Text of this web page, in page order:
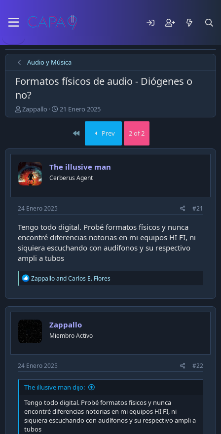
Audio y Música
Formatos físicos de audio - Diógenes o
no?
E
m
ó
e
l
t
e
m
a
Zappallo
F
e
d
p
u
l
c
a
c
i
ó
n
21 Enero 2025
First Prev 2 of 2
The illusive man
Cerberus Agent
24 Enero 2025 #21
Tengo todo digital. Probé formatos físicos y nunca
encontré diferencias notorias en mi equipos HI FI, ni
siquiera escuchando con audífonos y su respectivo
ampli a tubos
R
e
c
t
o
n
ZappalloandCarlos E. Flores
Zappallo
Miembro Activo
24 Enero 2025 #22
The illusive man dijo:
Tengo todo digital. Probé formatos físicos y nunca
encontré diferencias notorias en mi equipos HI FI, ni
siquiera escuchando con audífonos y su respectivo ampli a
tubos